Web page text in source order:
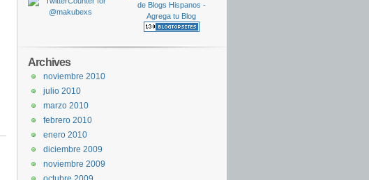
Archives
noviembre 2010
julio 2010
marzo 2010
febrero 2010
enero 2010
diciembre 2009
noviembre 2009